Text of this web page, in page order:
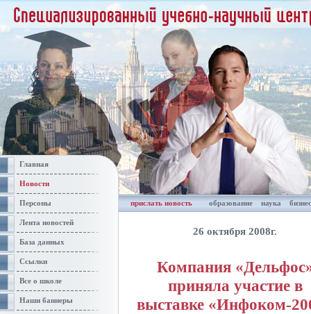
Главная
Новости
Персоны
Лента новостей
База данных
Ссылки
Все о школе
Наши баннеры
прислать новость образование наука бизнес
26 октября 2008г.
Компания
приняла участие в
выставке «Инфоком-